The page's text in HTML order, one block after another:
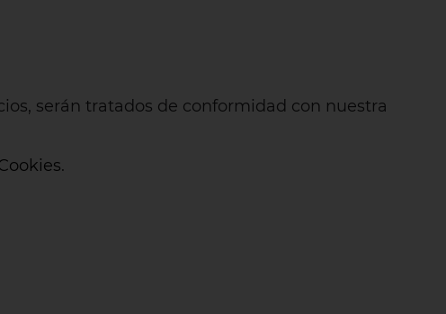
serán tratados de conformidad con nuestra
.